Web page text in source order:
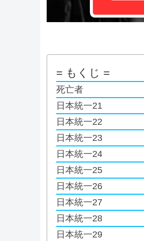
= もくじ =
死亡者
日本統一21
日本統一22
日本統一23
日本統一24
日本統一25
日本統一26
日本統一27
日本統一28
日本統一29